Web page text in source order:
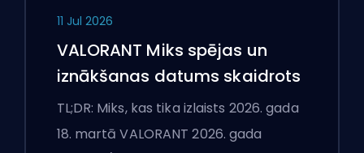
11 Jul 2026
VALORANT Miks spējas un
iznākšanas datums skaidrots
TL;DR: Miks, kas tika izlaists 2026. gada
18. martā VALORANT 2026. gada